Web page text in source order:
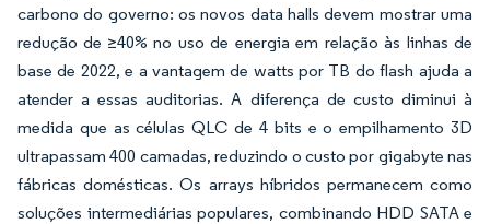
carbono do governo: os novos data halls devem mostrar uma
redução de ≥40% no uso de energia em relação às linhas de
base de 2022, e a vantagem de watts por TB do flash ajuda a
atender a essas auditorias. A diferença de custo diminui à
medida que as células QLC de 4 bits e o empilhamento 3D
ultrapassam 400 camadas, reduzindo o custo por gigabyte nas
fábricas domésticas. Os arrays híbridos permanecem como
soluções intermediárias populares, combinando HDD SATA e